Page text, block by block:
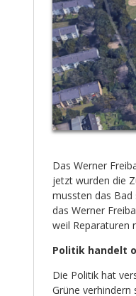
Das Werner
jetzt wurden die
mussten das Bad
das Werner
weil Reparaturen
Politik handelt
Die Politik hat
Grüne verhindern